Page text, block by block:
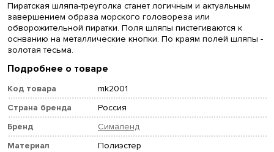
Пиратская шляпа-треуголка станет логичным и актуальным
завершением образа морского головореза или
обворожительной пиратки. Поля шляпы пистегиваются к
оснванию на металлические кнопки. По краям полей шляпы -
золотая тесьма.
Подробнее о товаре
Код товара
mk2001
Страна бренда
Россия
Бренд
Сималенд
Материал
Полиэстер